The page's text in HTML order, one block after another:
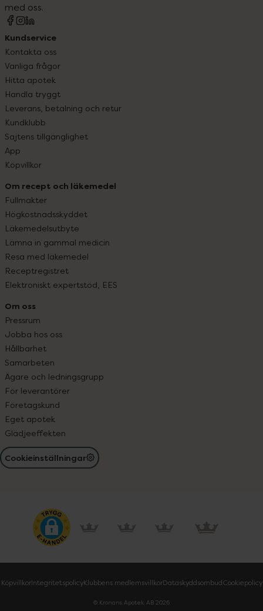
med oss.
Kundservice
Kontakta oss
Vanliga frågor
Hitta apotek
Handla tryggt
Leverans, betalning och retur
Kundklubb
Sajtens tillgänglighet
App
Köpvillkor
Om recept och läkemedel
Fullmakter
Högkostnadsskyddet
Läkemedelsutbyte
Lämna in gammal medicin
Resa med läkemedel
Receptregistret
Elektroniskt expertstöd, EES
Om oss
Pressrum
Jobba hos oss
Hållbarhet
Samarbeten
Ägare och ledningsgrupp
För leverantörer
Företagskund
Eget apotek
Glädjeeffekten
Cookieinställningar
KöpvillkorIntegritetspolicyKlubbens medlemsvillkorDataskyddsombudCookiepolicy
© Kronans Apotek AB 2026